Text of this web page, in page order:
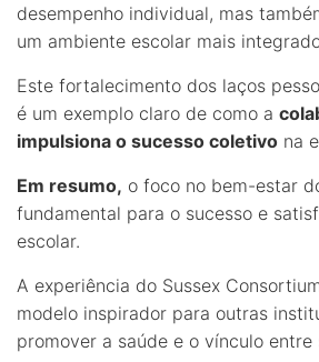
desempenho individual, mas
um ambiente escolar mais
Este fortalecimento dos laços
é um exemplo claro de como a
impulsiona o sucesso coletivo na
Em resumo, o foco no bem-estar
fundamental para o sucesso e
escolar.
A experiência do Sussex
modelo inspirador para outras
promover a saúde e o vínculo entre